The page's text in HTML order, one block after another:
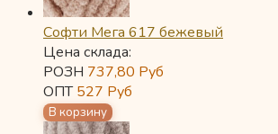
Софти Мега 617 бежевый
Цена склада:
РОЗН 737,80 Руб
ОПТ527 Руб